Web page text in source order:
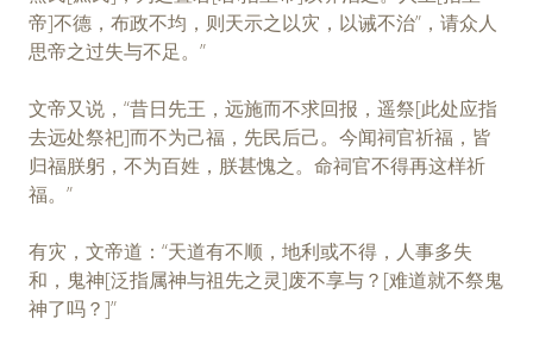
帝]不德，布政不均，则天示之以灾，以诫不治”，请众人
思帝之过失与不足。”
文帝又说，“昔日先王，远施而不求回报，遥祭[此处应指
去远处祭祀]而不为己福，先民后己。今闻祠官祈福，皆
归福朕躬，不为百姓，朕甚愧之。命祠官不得再这样祈
福。”
有灾，文帝道：“天道有不顺，地利或不得，人事多失
和，鬼神[泛指属神与祖先之灵]废不享与？[难道就不祭鬼
神了吗？]”